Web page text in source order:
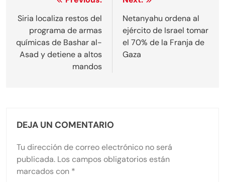
de
entradas
Siria localiza restos del
programa de armas
químicas de Bashar al-
Asad y detiene a altos
mandos
Netanyahu ordena al
ejército de Israel tomar
el 70% de la Franja de
Gaza
DEJA UN COMENTARIO
Tu dirección de correo electrónico no será
publicada. Los campos obligatorios están
marcados con *